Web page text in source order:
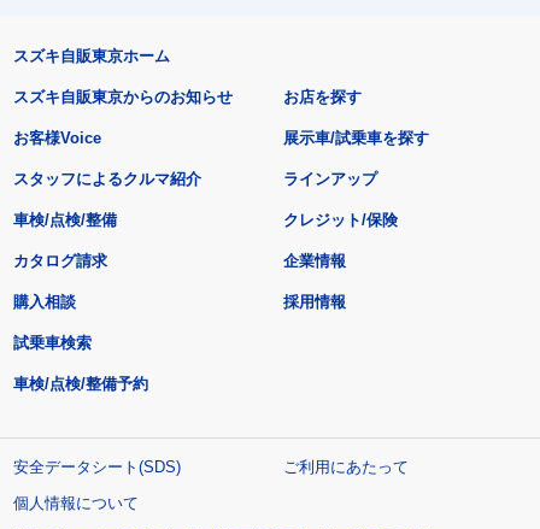
スズキ自販東京ホーム
スズキ自販東京からのお知らせ
お客様Voice
スタッフによるクルマ紹介
お店を探す
展示車/試乗車を探す
ラインアップ
車検/点検/整備 クレジット/保険
カタログ請求
購入相談
試乗車検索
車検/点検/整備予約
企業情報
採用情報
安全データシート(SDS)
ご利用にあたって
個人情報について